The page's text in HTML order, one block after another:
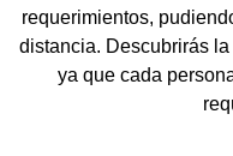
requerimientos,
distancia. Descubrirás
ya que cada